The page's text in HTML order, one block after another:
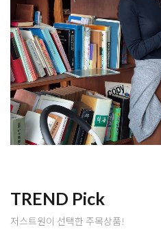
TREND Pick
저스트원이 선택한 주목상품!